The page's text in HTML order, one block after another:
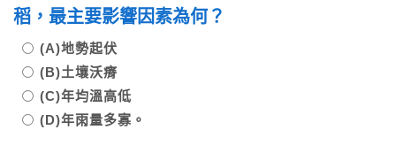
稻，最主要影響因素為何？
(A)地勢起伏
(B)土壤沃瘠
(C)年均溫高低
(D)年雨量多寡。